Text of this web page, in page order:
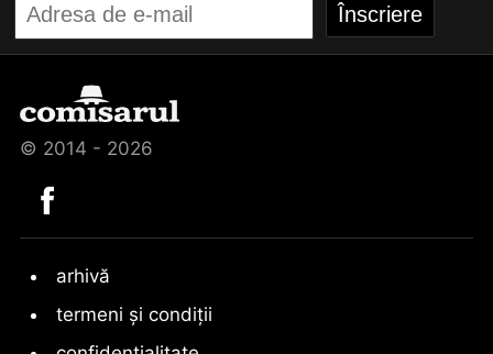
© 2014 - 2026
arhivă
termeni și condiții